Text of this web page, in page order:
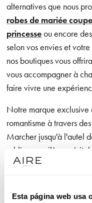
Esta página web usa
alternatives que nous
robes de mariée
princesseou encore des
selon vos envies et
nos boutiques vous
vous accompagner à
faire vivre une
Notre marque exclusive
romantisme à travers
Marcher jusqu'à l'autel
sublimes, voilà un
designs aux lignes
tissus nobles utilisés